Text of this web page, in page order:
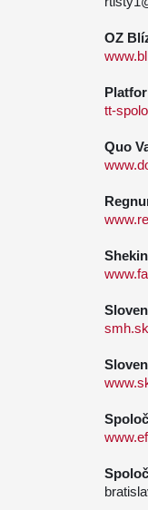
OZ
tt-
Quo
smh.sk